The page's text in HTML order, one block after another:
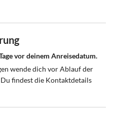
vor deinem Anreisedatum.
wende dich vor Ablauf der
findest die Kontaktdetails